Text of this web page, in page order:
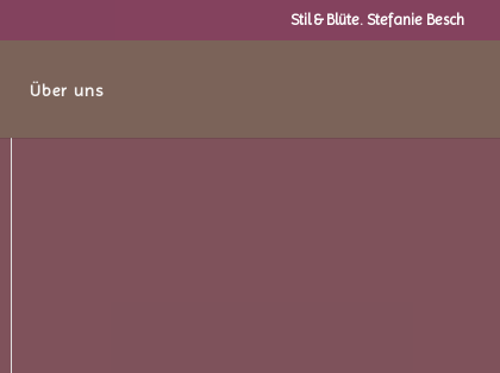
Stil & Blüte. Stefanie Besch
Über uns